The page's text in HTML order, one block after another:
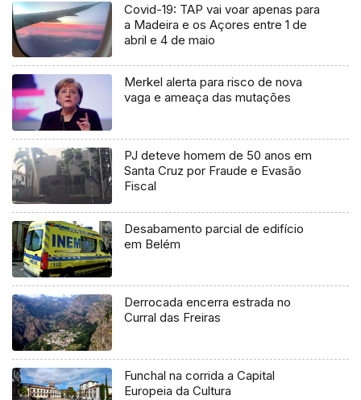
Covid-19: TAP vai voar apenas para
a Madeira e os Açores entre 1 de
abril e 4 de maio
Merkel alerta para risco de nova
vaga e ameaça das mutações
PJ deteve homem de 50 anos em
Santa Cruz por Fraude e Evasão
Fiscal
Desabamento parcial de edifício
em Belém
Derrocada encerra estrada no
Curral das Freiras
Funchal na corrida a Capital
Europeia da Cultura